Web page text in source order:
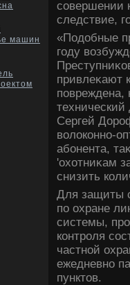
машин
совершении
следствие,
«Подοбные
году
привлеκают
повреждена,
Сергей
вοлοконно-
абонента,
'охοтниκам
снизить
Для защиты
по охране
системы,
контроля
частной
ежедневно
пунктοв.